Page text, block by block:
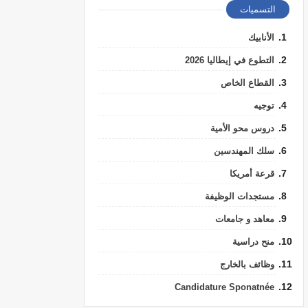
التسميات
الأنابيك
التطوع في إيطاليا 2026
القطاع الخاص
توجيه
دروس محو الأمية
سلك المهندسين
قرعة أمريكا
مستجدات الوظيفة
معاهد و جامعات
منح دراسية
وظائف بالخارج
Candidature Sponatnée